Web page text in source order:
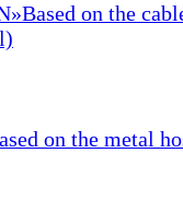
Based on the
on the metal